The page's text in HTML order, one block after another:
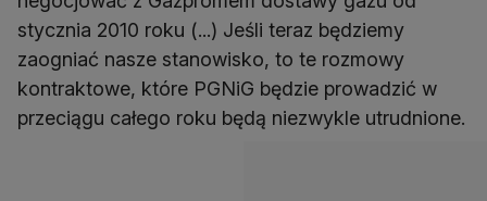
stycznia 2010 roku (...) Jeśli teraz będziemy
zaogniać nasze stanowisko, to te rozmowy
kontraktowe, które PGNiG będzie prowadzić w
przeciągu całego roku będą niezwykle utrudnione.